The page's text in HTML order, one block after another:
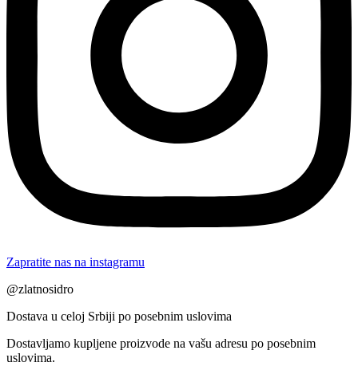
Zapratite nas na instagramu
@zlatnosidro
Dostava u celoj Srbiji po posebnim uslovima
Dostavljamo kupljene proizvode na vašu adresu po posebnim
uslovima.